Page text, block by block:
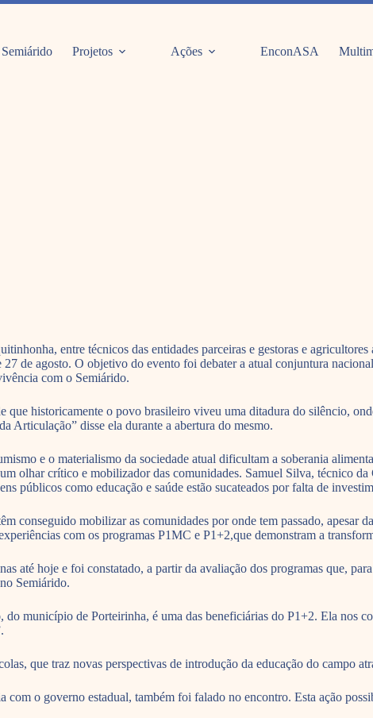
Semiárido Projetos Ações EnconASA
entre técnicos das entidades parceiras e gestoras e
de agosto. O objetivo do evento foi debater a atual conjuntura
com o Semiárido.
historicamente o povo brasileiro viveu uma ditadura do silêncio,
Articulação” disse ela durante a abertura do mesmo.
e o materialismo da sociedade atual dificultam a soberania
olhar crítico e mobilizador das comunidades. Samuel Silva, técnico
públicos como educação e saúde estão sucateados por falta de
conseguido mobilizar as comunidades por onde tem passado, apesar
com os programas P1MC e P1+2,que demonstram a
até hoje e foi constatado, a partir da avaliação dos programas que,
Semiárido.
município de Porteirinha, é uma das beneficiárias do P1+2. Ela nos
que traz novas perspectivas de introdução da educação do campo
o governo estadual, também foi falado no encontro. Esta ação